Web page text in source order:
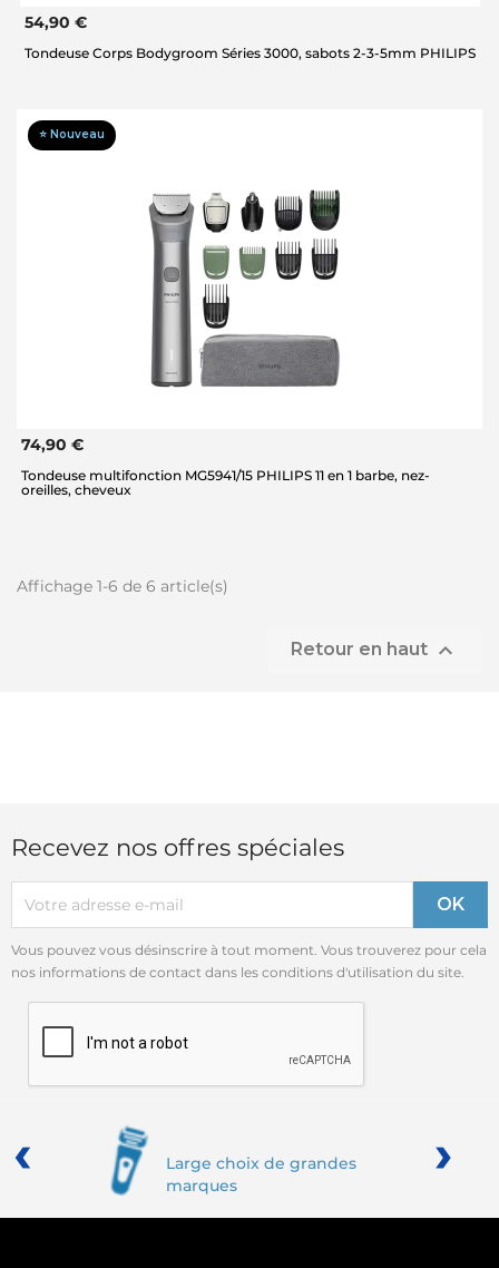
54,90 €
Tondeuse Corps Bodygroom Séries 3000, sabots 2-3-5mm PHILIPS
⭐ Nouveau
74,90 €
Tondeuse multifonction MG5941/15 PHILIPS 11 en 1 barbe, nez-
oreilles, cheveux
Affichage 1-6 de 6 article(s)
Retour en haut 
Recevez nos offres spéciales
Vous pouvez vous désinscrire à tout moment. Vous trouverez pour cela
nos informations de contact dans les conditions d'utilisation du site.
Large choix de grandes
marques
‹ ›